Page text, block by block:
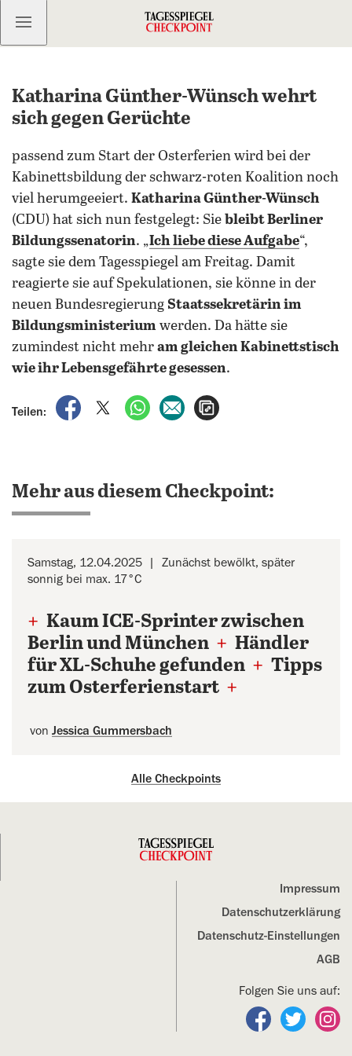
Kostenlos anmelden
Katharina Günther-Wünsch wehrt
sich gegen Gerüchte
passend zum Start der Osterferien wird bei der
Kabinettsbildung der schwarz-roten Koalition noch
viel herumgeeiert. Katharina Günther-Wünsch
(CDU) hat sich nun festgelegt: Sie bleibt Berliner
Bildungssenatorin. „Ich liebe diese Aufgabe“,
sagte sie dem Tagesspiegel am Freitag. Damit
reagierte sie auf Spekulationen, sie könne in der
neuen Bundesregierung Staatssekretärin im
Bildungsministerium werden. Da hätte sie
zumindest nicht mehr am gleichen Kabinettstisch
wie ihr Lebensgefährte gesessen.
Teilen:
auf Facebook teilen
auf X teilenper WhatsApp teilen
per E-Mail teilen
Mehr aus diesem Checkpoint:
Samstag, 12.04.2025
Zunächst bewölkt, später
sonnig bei max. 17°C
+ Kaum ICE-Sprinter zwischen
Berlin und München + Händler
für XL-Schuhe gefunden + Tipps
zum Osterferienstart +
von Jessica Gummersbach
Alle Checkpoints
Impressum
Datenschutz­erklärung
Datenschutz-Einstellungen
AGB
Folgen Sie uns auf:
Folgen Sie